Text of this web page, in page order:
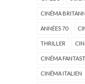
CINÉMA
ANNÉES 70
THRILLER
CINÉMA
CINÉMA ITALIEN